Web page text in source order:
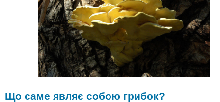
Що саме являє собою грибок?